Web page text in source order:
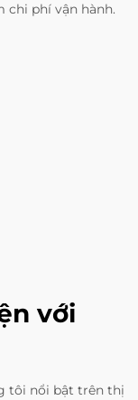
chi phí vận hành.
với
tôi nổi bật trên thị